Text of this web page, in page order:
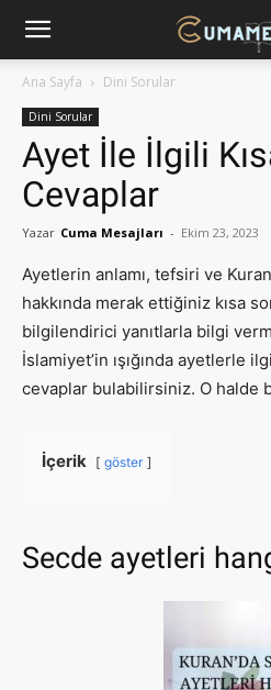
Ana Sayfa Dini Sorular
Dini Sorular
Ayet İle İlgili
Cevaplar
Yazar Cuma Mesajları - Ekim 23, 2023
Ayetlerin anlamı, tefsiri ve
hakkında merak ettiğiniz kısa
bilgilendirici yanıtlarla bilgi
İslamiyet’in ışığında ayetlerle
cevaplar bulabilirsiniz. O halde
İçerik göster
Secde ayetleri